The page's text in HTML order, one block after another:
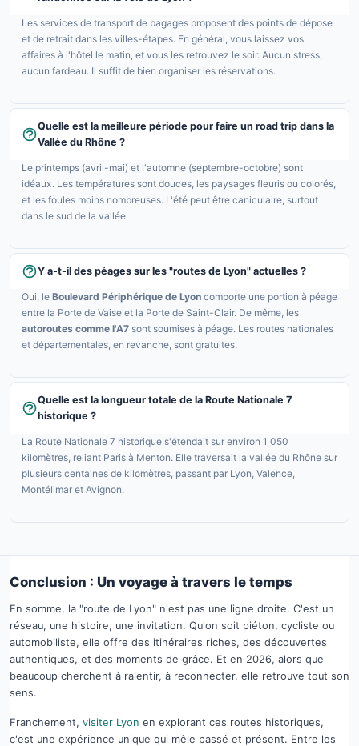
Les services de transport de bagages proposent des points de dépose
et de retrait dans les villes-étapes. En général, vous laissez vos
affaires à l'hôtel le matin, et vous les retrouvez le soir. Aucun stress,
aucun fardeau. Il suffit de bien organiser les réservations.
Quelle est la meilleure période pour faire un road trip dans la
Vallée du Rhône ?
Le printemps (avril-mai) et l'automne (septembre-octobre) sont
idéaux. Les températures sont douces, les paysages fleuris ou colorés,
et les foules moins nombreuses. L'été peut être caniculaire, surtout
dans le sud de la vallée.
Y a-t-il des péages sur les "routes de Lyon" actuelles ?
Oui, le Boulevard Périphérique de Lyon comporte une portion à péage
entre la Porte de Vaise et la Porte de Saint-Clair. De même, les
autoroutes comme l'A7 sont soumises à péage. Les routes nationales
et départementales, en revanche, sont gratuites.
Quelle est la longueur totale de la Route Nationale 7
historique ?
La Route Nationale 7 historique s'étendait sur environ 1 050
kilomètres, reliant Paris à Menton. Elle traversait la vallée du Rhône sur
plusieurs centaines de kilomètres, passant par Lyon, Valence,
Montélimar et Avignon.
Conclusion : Un voyage à travers le temps
En somme, la "route de Lyon" n'est pas une ligne droite. C'est un
réseau, une histoire, une invitation. Qu'on soit piéton, cycliste ou
automobiliste, elle offre des itinéraires riches, des découvertes
authentiques, et des moments de grâce. Et en 2026, alors que
beaucoup cherchent à ralentir, à reconnecter, elle retrouve tout son
sens.
Franchement, visiter Lyon en explorant ces routes historiques,
c'est une expérience unique qui mêle passé et présent. Entre les